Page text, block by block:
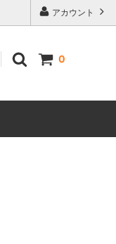
アカウント
0